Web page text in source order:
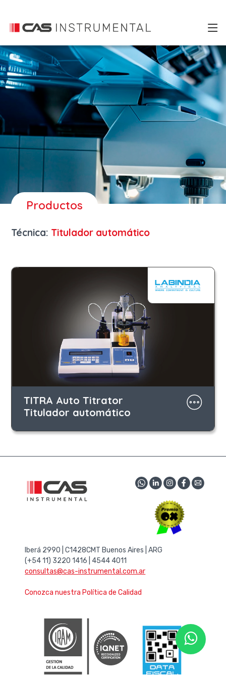
Productos
Técnica: Titulador automático
TITRA Auto Titrator
Titulador automático
Iberá 2990 | C1428CMT Buenos Aires | ARG
(+54 11) 3220 1416 | 4544 4011
consultas@cas-instrumental.com.ar
Conozca nuestra Política de Calidad